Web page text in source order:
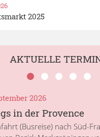
2025
AKTUELLE
2026
in der Provence
(Busreise) nach Süd-